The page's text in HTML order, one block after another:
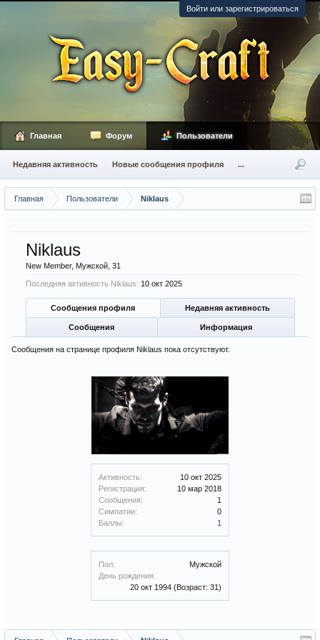
Войти или зарегистрироваться
Главная Пользователи Niklaus
Активность:
10 окт 2025
Регистрация:
10 мар 2018
Сообщения:
1
Симпатии:
0
Баллы:
1
Пол:
Мужской
День рождения:
20 окт 1994 (Возраст: 31)
Niklaus
New Member, Мужской, 31
Последняя активность Niklaus: 10 окт 2025
Сообщения профиля Недавняя активность
Сообщения Информация
Сообщения на странице профиля Niklaus пока отсутствуют.
Главная Форум Пользователи
Недавняя активность Новые сообщения профиля ...